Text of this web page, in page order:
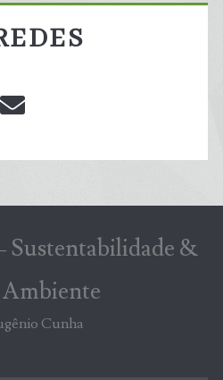
Sustentabilidade &
Cunha